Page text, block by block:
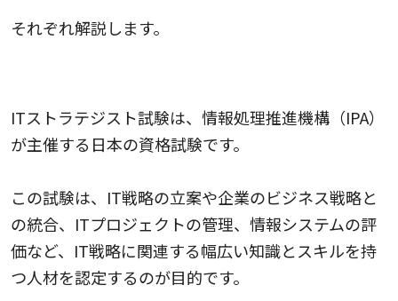
それぞれ解説します。
ITストラテジスト試験は、情報処理推進機構（IPA）
が主催する日本の資格試験です。
この試験は、IT戦略の立案や企業のビジネス戦略と
の統合、ITプロジェクトの管理、情報システムの評
価など、IT戦略に関連する幅広い知識とスキルを持
つ人材を認定するのが目的です。